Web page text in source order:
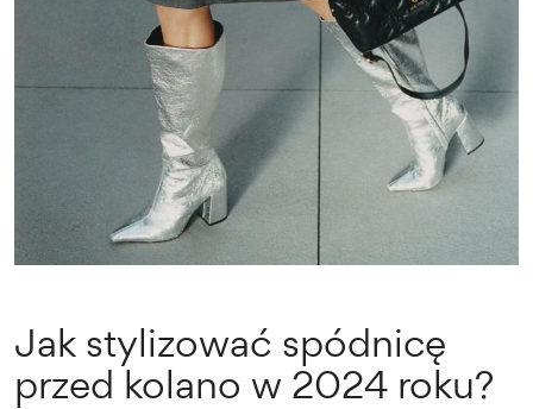
Jak stylizować spódnicę
przed kolano w 2024 roku?